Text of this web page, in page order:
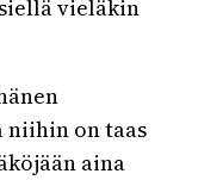
vieläkin
niihin on taas
aina